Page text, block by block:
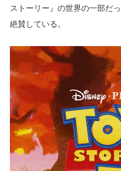
ストーリー』の世界の一部だ
絶賛している。